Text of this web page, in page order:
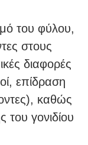
του φύλου,
στους
διαφορές
επίδραση
καθώς
του γονιδίου